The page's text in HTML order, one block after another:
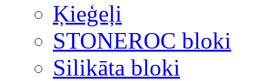
Ķieģeļi
STONEROC bloki
Silikāta bloki